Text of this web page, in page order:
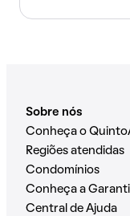
Sobre nós
Conheça o
Regiões atendidas
Condomínios
Conheça a
Central de Ajuda